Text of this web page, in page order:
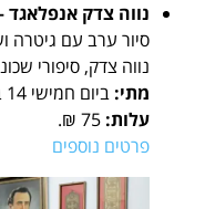
נווה צדק אנפלאגד
סיור ערב עם גיטרה
נווה צדק, סיפורי
מתי: ביום חמישי 14 באוגוסט בשעה 20:00
עלות:
פרטים נוספים